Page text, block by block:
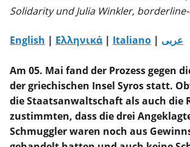
Solidarity und Julia Winkler,
English | Ελληνικά | Italiano | عربى
Am 05. Mai fand der Prozess gegen
der griechischen Insel Syros statt.
die Staatsanwaltschaft als auch die
zustimmten, dass die drei
Schmuggler waren noch aus